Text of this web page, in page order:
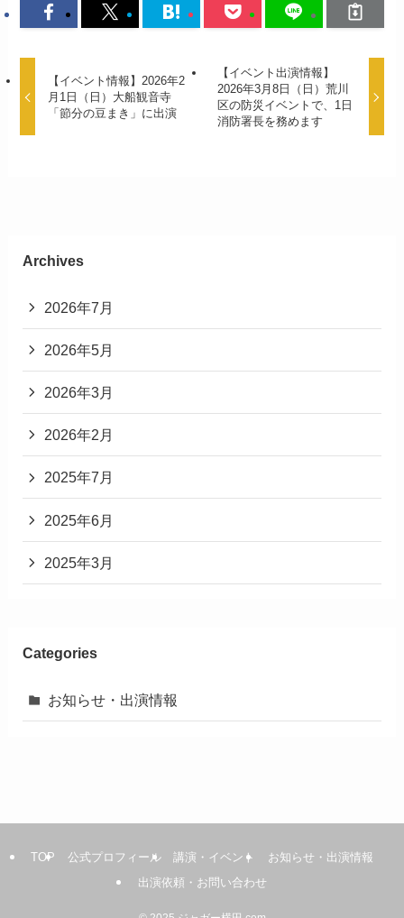
【イベント情報】2026年2
月1日（日）大船観音寺
「節分の豆まき」に出演
【イベント出演情報】
2026年3月8日（日）荒川
区の防災イベントで、1日
消防署長を務めます
Archives
2026年7月
2026年5月
2026年3月
2026年2月
2025年7月
2025年6月
2025年3月
Categories
お知らせ・出演情報
TOP 公式プロフィール 講演・イベント
お知らせ・出演情報
出演依頼・お問い合わせ